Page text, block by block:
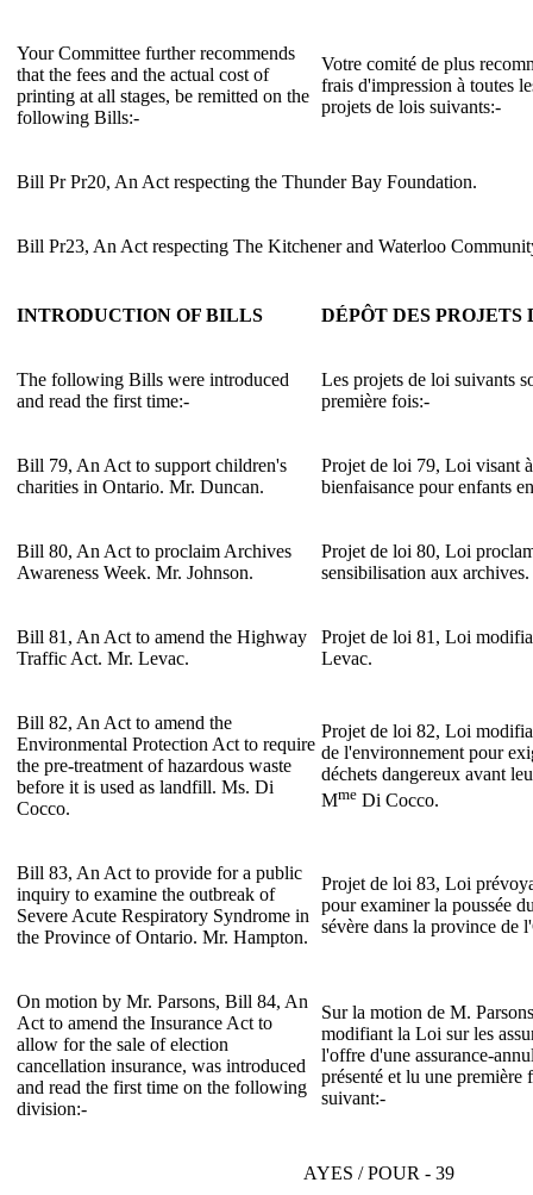
Your Committee further recommends
that the fees and the actual cost of
printing at all stages, be remitted on the
following Bills:-
Votre comité de plus
frais d'impression à toutes
projets de lois suivants:-
Bill Pr Pr20, An Act respecting the Thunder Bay Foundation.
Bill Pr23, An Act respecting The Kitchener and Waterloo
INTRODUCTION OF BILLS DÉPÔT DES PROJETS
The following Bills were introduced
and read the first time:-
Les projets de loi suivants
première fois:-
Bill 79, An Act to support children's
charities in Ontario. Mr. Duncan.
Projet de loi 79, Loi visant
bienfaisance pour enfants
Bill 80, An Act to proclaim Archives
Awareness Week. Mr. Johnson.
Projet de loi 80, Loi
sensibilisation aux
Bill 81, An Act to amend the Highway
Traffic Act. Mr. Levac.
Projet de loi 81, Loi
Levac.
Bill 82, An Act to amend the
Environmental Protection Act to require
the pre-treatment of hazardous waste
before it is used as landfill. Ms. Di
Cocco.
Projet de loi 82, Loi
de l'environnement pour
déchets dangereux avant
Mme Di Cocco.
Bill 83, An Act to provide for a public
inquiry to examine the outbreak of
Severe Acute Respiratory Syndrome in
the Province of Ontario. Mr. Hampton.
Projet de loi 83, Loi
pour examiner la poussée
sévère dans la province de
On motion by Mr. Parsons, Bill 84, An
Act to amend the Insurance Act to
allow for the sale of election
cancellation insurance, was introduced
and read the first time on the following
division:-
Sur la motion de M.
modifiant la Loi sur les
l'offre d'une assurance-
présenté et lu une première
suivant:-
AYES / POUR - 39